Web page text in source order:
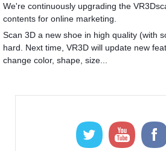
We're continuously upgrading the
contents for online marketing.
Scan 3D a new shoe in high quality (with
hard. Next time, VR3D will update new
change color, shape, size...